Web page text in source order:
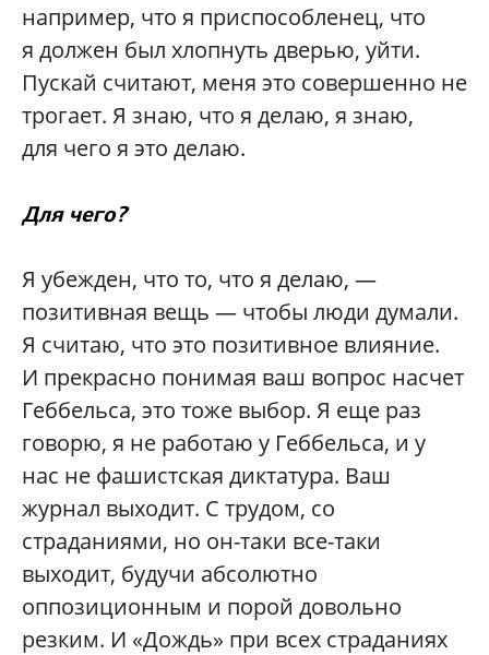
например, что я приспособленец, что
я должен был хлопнуть дверью, уйти.
Пускай считают, меня это совершенно не
трогает. Я знаю, что я делаю, я знаю,
для чего я это делаю.
Для чего?
Я убежден, что то, что я делаю, —
позитивная вещь — чтобы люди думали.
Я считаю, что это позитивное влияние.
И прекрасно понимая ваш вопрос насчет
Геббельса, это тоже выбор. Я еще раз
говорю, я не работаю у Геббельса, и у
нас не фашистская диктатура. Ваш
журнал выходит. С трудом, со
страданиями, но он-таки все-таки
выходит, будучи абсолютно
оппозиционным и порой довольно
резким. И «Дождь» при всех страданиях